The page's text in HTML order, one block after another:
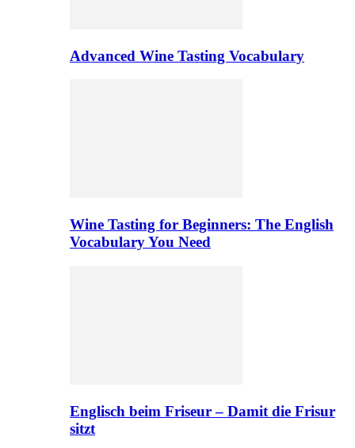
Advanced Wine Tasting Vocabulary
Wine Tasting for Beginners: The English
Vocabulary You Need
Englisch beim Friseur – Damit die Frisur
sitzt